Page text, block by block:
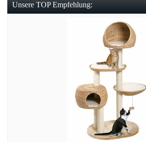
Unsere TOP Empfehlung: